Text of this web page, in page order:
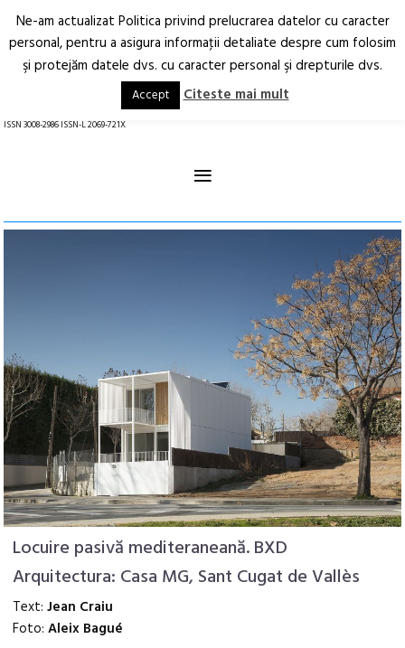
Arhitectură.
Oraș.
RO EN
ISSN 3008-2986 ISSN-L 2069-721X
≡
Locuire pasivă mediteraneană. BXD
Arquitectura: Casa MG, Sant Cugat de Vallès
Text:Jean Craiu
Foto:Aleix Bagué
Ne-am actualizat Politica privind prelucrarea datelor cu caracter
personal, pentru a asigura informaţii detaliate despre cum folosim
şi protejăm datele dvs. cu caracter personal şi drepturile dvs.
Accept Citeste mai mult